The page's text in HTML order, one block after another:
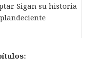
Sigan su historia